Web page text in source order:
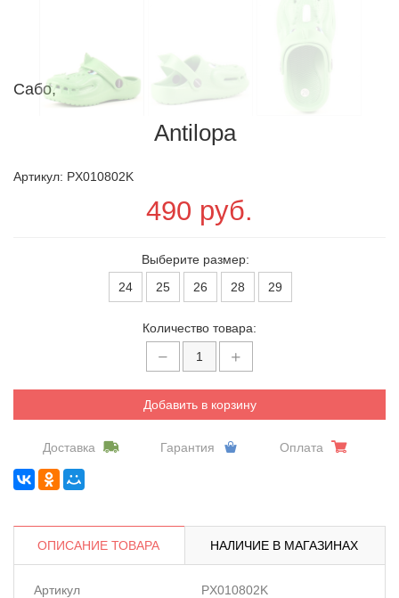
Сабо,
Antilopa
Артикул: PX010802K
490 руб.
Выберите размер:
24
25 26 28 29
Количество товара:
Добавить в корзину
Доставка Гарантия Оплата
ОПИСАНИЕ ТОВАРА НАЛИЧИЕ В МАГАЗИНАХ
Артикул PX010802K